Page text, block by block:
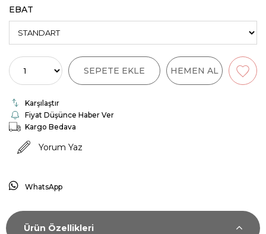
EBAT
Karşılaştır
Fiyat Düşünce Haber Ver
Kargo Bedava
Yorum Yaz
WhatsApp
Ürün Özellikleri